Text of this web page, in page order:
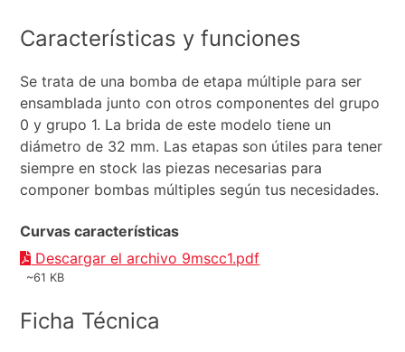
Características y funciones
Se trata de una bomba de etapa múltiple para ser
ensamblada junto con otros componentes del grupo
0 y grupo 1. La brida de este modelo tiene un
diámetro de 32 mm. Las etapas son útiles para tener
siempre en stock las piezas necesarias para
componer bombas múltiples según tus necesidades.
Curvas características
Descargar el archivo 9mscc1.pdf
~61 KB
Ficha Técnica